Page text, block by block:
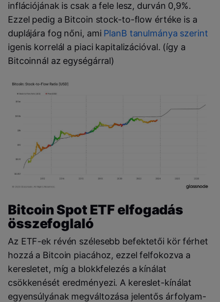
inflációjának is csak a fele lesz, durván 0,9%.
Ezzel pedig a Bitcoin stock-to-flow értéke is a
duplájára fog nőni, ami PlanB tanulmánya szerint
igenis korrelál a piaci kapitalizációval. (így a
Bitcoinnál az egységárral)
Bitcoin Spot ETF elfogadás
összefoglaló
Az ETF-ek révén szélesebb befektetői kör férhet
hozzá a Bitcoin piacához, ezzel felfokozva a
keresletet, míg a blokkfelezés a kínálat
csökkenését eredményezi. A kereslet-kínálat
egyensúlyának megváltozása jelentős árfolyam-